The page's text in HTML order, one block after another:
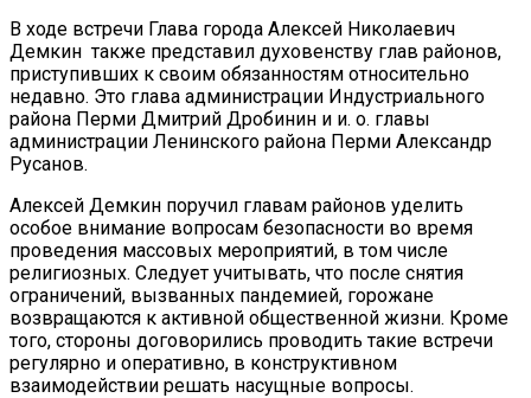
В ходе встречи Глава города Алексей Николаевич
Демкин также представил духовенству глав районов,
приступивших к своим обязанностям относительно
недавно. Это глава администрации Индустриального
района Перми Дмитрий Дробинин и и. о. главы
администрации Ленинского района Перми Александр
Русанов.
Алексей Демкин поручил главам районов уделить
особое внимание вопросам безопасности во время
проведения массовых мероприятий, в том числе
религиозных. Следует учитывать, что после снятия
ограничений, вызванных пандемией, горожане
возвращаются к активной общественной жизни. Кроме
того, стороны договорились проводить такие встречи
регулярно и оперативно, в конструктивном
взаимодействии решать насущные вопросы.